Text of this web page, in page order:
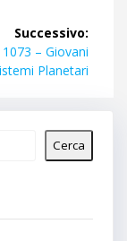
Successivo:
1073 – Giovani
Planetari
Cerca